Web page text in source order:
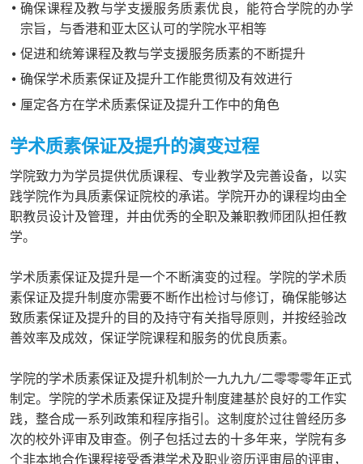
确保课程及教与学支援服务质素优良，能符合学院的办学
宗旨，与香港和亚太区认可的学院水平相等
促进和统筹课程及教与学支援服务质素的不断提升
确保学术质素保证及提升工作能贯彻及有效进行
厘定各方在学术质素保证及提升工作中的角色
学术质素保证及提升的演变过程
学院致力为学员提供优质课程、专业教学及完善设备，以实
践学院作为具质素保证院校的承诺。学院开办的课程均由全
职教员设计及管理，并由优秀的全职及兼职教师团队担任教
学。
学术质素保证及提升是一个不断演变的过程。学院的学术质
素保证及提升制度亦需要不断作出检讨与修订，确保能够达
致质素保证及提升的目的及持守有关指导原则，并按经验改
善效率及成效，保证学院课程和服务的优良质素。
学院的学术质素保证及提升机制於一九九九/二零零零年正式
制定。学院的学术质素保证及提升制度建基於良好的工作实
践，整合成一系列政策和程序指引。这制度於过往曾经历多
次的校外评审及审查。例子包括过去的十多年来，学院有多
个非本地合作课程接受香港学术及职业资历评审局的评审，